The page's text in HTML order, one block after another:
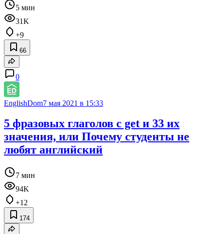
5 мин
31K
+9
66
0
EnglishDom7 мая 2021 в 15:33
5 фразовых глаголов с get и 33 их
значения, или Почему студенты не
любят английский
7 мин
94K
+12
174